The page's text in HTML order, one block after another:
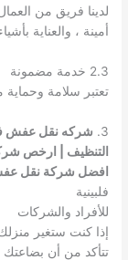
لدينا فريق من
أمينة ، والعناية
2.3 خدمة مضمونة
تعتبر سلامة وحماية
3. شركه نقل عفش
التنظيف
ارخص
افضل شركة نقل
فلبينية
للأفراد والشركات
إذا كنت ستغير
تتأكد من أن